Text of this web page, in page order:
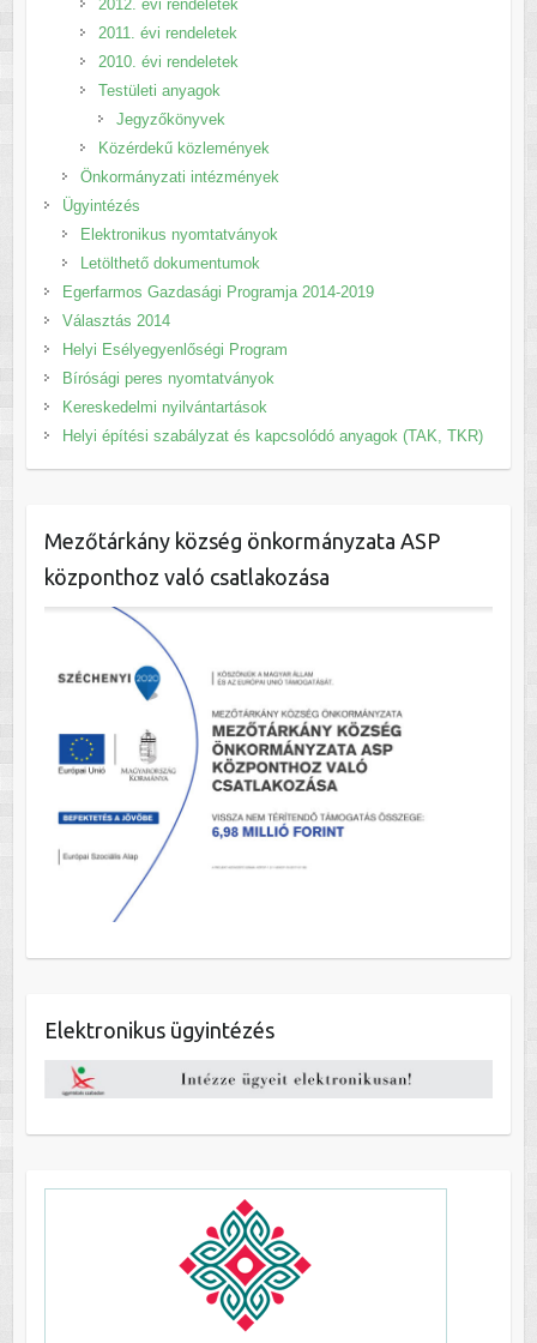
2012. évi rendeletek
2011. évi rendeletek
2010. évi rendeletek
Testületi anyagok
Jegyzőkönyvek
Közérdekű közlemények
Önkormányzati intézmények
Ügyintézés
Elektronikus nyomtatványok
Letölthető dokumentumok
Egerfarmos Gazdasági Programja 2014-2019
Választás 2014
Helyi Esélyegyenlőségi Program
Bírósági peres nyomtatványok
Kereskedelmi nyilvántartások
Helyi építési szabályzat és kapcsolódó anyagok (TAK, TKR)
Mezőtárkány község önkormányzata ASP
központhoz való csatlakozása
Elektronikus ügyintézés